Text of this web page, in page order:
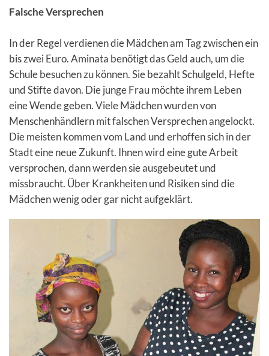
Falsche Versprechen
In der Regel verdienen die Mädchen am Tag zwischen ein
bis zwei Euro. Aminata benötigt das Geld auch, um die
Schule besuchen zu können. Sie bezahlt Schulgeld, Hefte
und Stifte davon. Die junge Frau möchte ihrem Leben
eine Wende geben. Viele Mädchen wurden von
Menschenhändlern mit falschen Versprechen angelockt.
Die meisten kommen vom Land und erhoffen sich in der
Stadt eine neue Zukunft. Ihnen wird eine gute Arbeit
versprochen, dann werden sie ausgebeutet und
missbraucht. Über Krankheiten und Risiken sind die
Mädchen wenig oder gar nicht aufgeklärt.